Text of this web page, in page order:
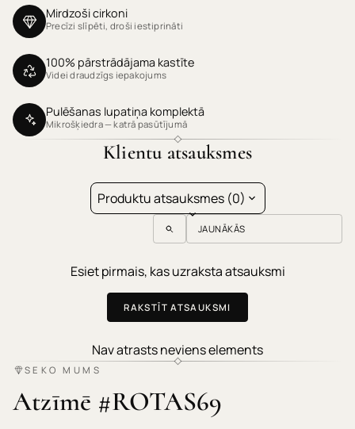
Mirdzoši cirkoni
Precīzi slīpēti, droši iestiprināti
100% pārstrādājama kastīte
Videi draudzīgs iepakojums
Pulēšanas lupatiņa komplektā
Mikrošķiedra — katrā pasūtījumā
Klientu atsauksmes
Produktu atsauksmes (0)
Sort reviews by
Esiet pirmais, kas uzraksta atsauksmi
RAKSTĪT ATSAUKSMI
Nav atrasts neviens elements
SEKO MUMS
Atzīmē #ROTAS69